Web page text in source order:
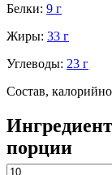
Белки: 9 г
Жиры: 33 г
Углеводы: 23 г
Состав,
порции